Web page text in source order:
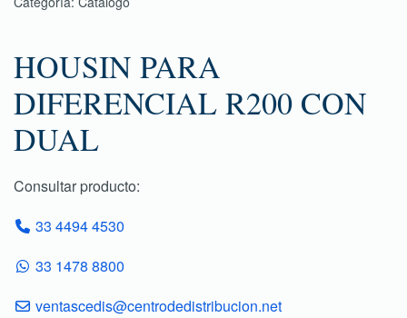
HOUSIN PARA
DIFERENCIAL R200 CON
DUAL
Consultar producto:
33 4494 4530
33 1478 8800
ventascedis@centrodedistribucion.net